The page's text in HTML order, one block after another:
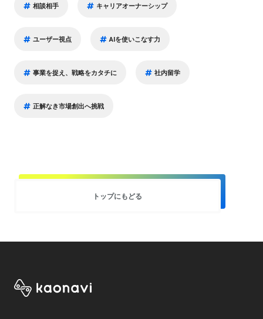
相談相手 キャリアオーナーシップ
ユーザー視点 AIを使いこなす力
事業を捉え、戦略をカタチに 社内留学
正解なき市場創出へ挑戦
トップにもどる